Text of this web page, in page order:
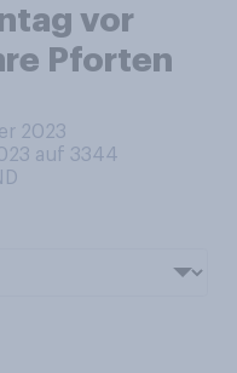
vor
Pforten
2023
auf 3344